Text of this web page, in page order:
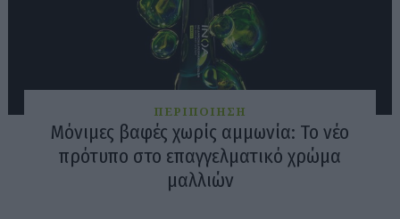
ΠΕΡΙΠΟΙΗΣΗ
Μόνιμες βαφές χωρίς αμμωνία: Το νέο
πρότυπο στο επαγγελματικό χρώμα
μαλλιών